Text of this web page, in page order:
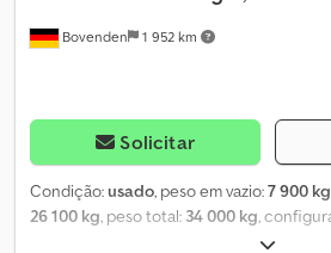
Bovenden 1 952 km
Solicitar
Condição:usado, peso em vazio:7 900 kg
26 100 kg, peso total: 34 000 kg,
,